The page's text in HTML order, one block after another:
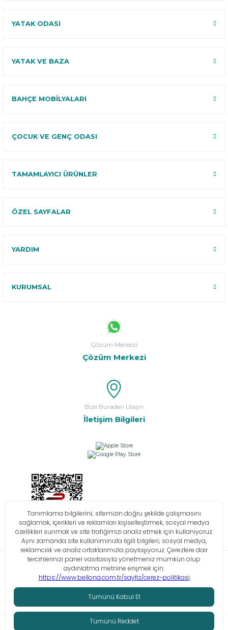
YATAK ODASI
YATAK VE BAZA
BAHÇE MOBİLYALARI
ÇOCUK VE GENÇ ODASI
TAMAMLAYICI ÜRÜNLER
ÖZEL SAYFALAR
YARDIM
KURUMSAL
Çözüm Merkezi
Çözüm Merkezi
Bize Buradan Ulaşın
İletişim Bilgileri
Bilgi Toplumu Hizmetleri KVKK Çerez Politikası İşlem Rehberi
© Tüm hakları saklıdır. Bellona 2026